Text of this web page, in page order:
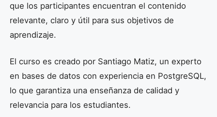
que los participantes encuentran el contenido
relevante, claro y útil para sus objetivos de
aprendizaje.
El curso es creado por Santiago Matiz, un experto
en bases de datos con experiencia en PostgreSQL,
lo que garantiza una enseñanza de calidad y
relevancia para los estudiantes.